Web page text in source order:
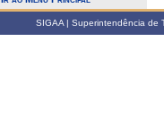
SIGAA | Superintendência de